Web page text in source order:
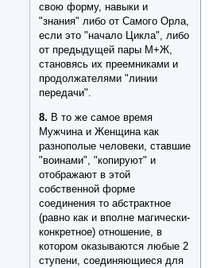
свою форму, навыки и
"знания" либо от Самого Орла,
если это "начало Цикла", либо
от предыдущей пары М+Ж,
становясь их преемниками и
продолжателями "линии
передачи".
8. В то же самое время
Мужчина и Женщина как
разнополые человеки, ставшие
"воинами", "копируют" и
отображают в этой
собственной форме
соединения то абстрактное
(равно как и вполне магически-
конкретное) отношение, в
котором оказываются любые 2
ступени, соединяющиеся для